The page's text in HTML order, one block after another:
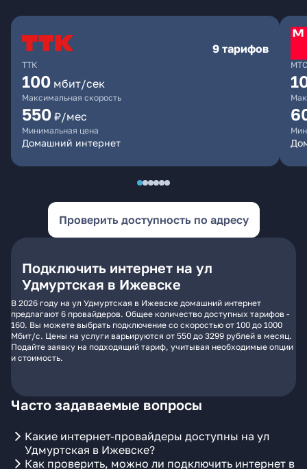
ТТК
9 тарифов
100 мбит/сек
Максимальная скорость
550 ₽/мес
Минимальная цена
Домашний интернет
МТС
Проверить доступность по адресу
Подключить интернет на ул
Удмуртская в Ижевске
В 2026 году на ул Удмуртская в Ижевске домашний интернет
предлагают 6 провайдеров. Общее количество доступных тарифов -
160. Вы можете выбрать подключение со скоростью от 100 до 1000
Мбит/с. Цены на услуги варьируются от 550 до 3299 рублей в месяц.
Подайте заявку на подходящий тариф, учитывая необходимые опции
и стоимость.
Часто задаваемые вопросы
Какие интернет-провайдеры доступны на ул
Удмуртская в Ижевске?
Как проверить, можно ли подключить интернет в